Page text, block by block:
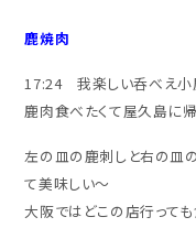
鹿焼肉
17:24 我楽しい呑べえ小
鹿肉食べたくて屋久島に
左の皿の鹿刺しと右の皿
て美味しい～
大阪ではどこの店行って